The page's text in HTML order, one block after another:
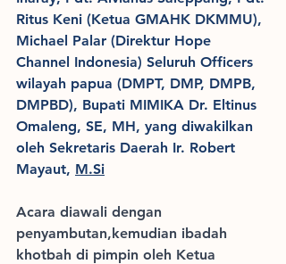
Ritus Keni (Ketua GMAHK DKMMU),
Michael Palar (Direktur Hope
Channel Indonesia) Seluruh Officers
wilayah papua (DMPT, DMP, DMPB,
DMPBD), Bupati MIMIKA Dr. Eltinus
Omaleng, SE, MH, yang diwakilkan
oleh Sekretaris Daerah Ir. Robert
Mayaut, M.Si
Acara diawali dengan
penyambutan,kemudian ibadah
khotbah di pimpin oleh Ketua